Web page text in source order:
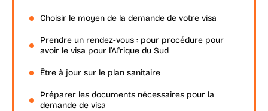
Choisir le moyen de la demande de votre visa
Prendre un rendez-vous : pour procédure pour
avoir le visa pour l’Afrique du Sud
Être à jour sur le plan sanitaire
Préparer les documents nécessaires pour la
demande de visa